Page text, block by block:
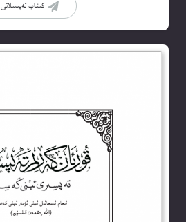
كىتاب تەپسىلاتى